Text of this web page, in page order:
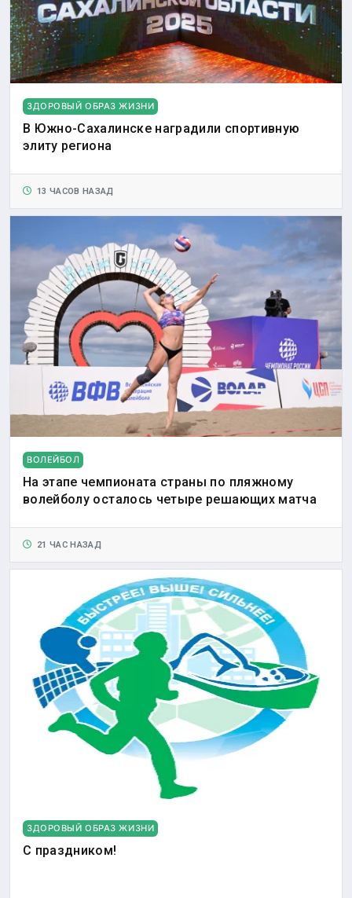
ЗДОРОВЫЙ ОБРАЗ ЖИЗНИ
В Южно-Сахалинске наградили спортивную
элиту региона
13 ЧАСОВ НАЗАД
ВОЛЕЙБОЛ
На этапе чемпионата страны по пляжному
волейболу осталось четыре решающих матча
21 ЧАС НАЗАД
ЗДОРОВЫЙ ОБРАЗ ЖИЗНИ
С праздником!